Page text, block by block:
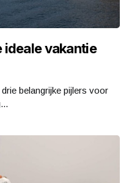
ideale vakantie
belangrijke pijlers voor